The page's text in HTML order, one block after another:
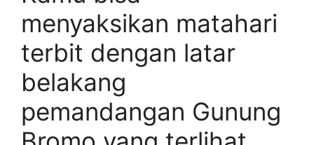
menyaksikan matahari
terbit dengan latar
belakang
pemandangan Gunung